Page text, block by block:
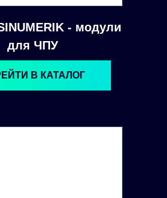
- модули
для ЧПУ
В КАТАЛОГ